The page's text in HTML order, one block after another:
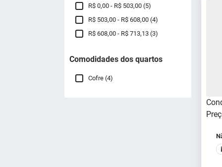
R$ 0,00 - R$ 503,00 (5)
R$ 503,00 - R$ 608,00 (4)
R$ 608,00 - R$ 713,13 (3)
Comodidades dos quartos
Cofre (4)